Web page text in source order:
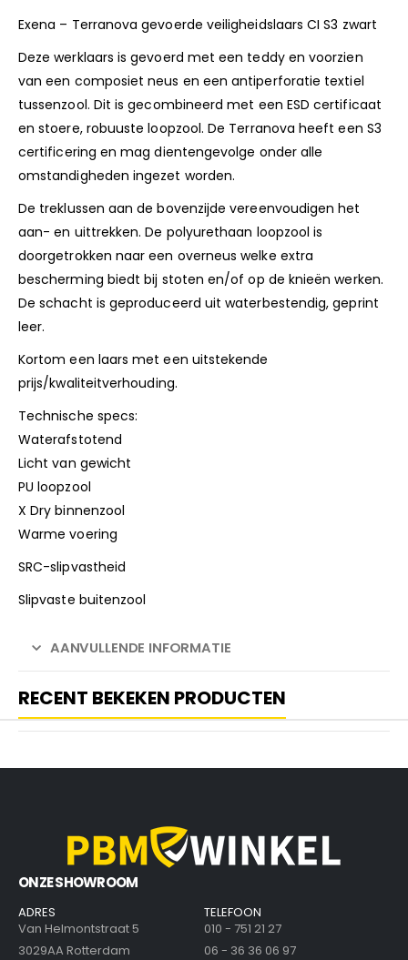
Exena – Terranova gevoerde veiligheidslaars CI S3 zwart
Deze werklaars is gevoerd met een teddy en voorzien
van een composiet neus en een antiperforatie textiel
tussenzool. Dit is gecombineerd met een ESD certificaat
en stoere, robuuste loopzool. De Terranova heeft een S3
certificering en mag dientengevolge onder alle
omstandigheden ingezet worden.
De treklussen aan de bovenzijde vereenvoudigen het
aan- en uittrekken. De polyurethaan loopzool is
doorgetrokken naar een overneus welke extra
bescherming biedt bij stoten en/of op de knieën werken.
De schacht is geproduceerd uit waterbestendig, geprint
leer.
Kortom een laars met een uitstekende
prijs/kwaliteitverhouding.
Technische specs:
Waterafstotend
Licht van gewicht
PU loopzool
X Dry binnenzool
Warme voering
SRC-slipvastheid
Slipvaste buitenzool
AANVULLENDE INFORMATIE
RECENT BEKEKEN PRODUCTEN
ONZE SHOWROOM
ADRES
Van Helmontstraat 5
3029AA Rotterdam
TELEFOON
010 - 751 21 27
06 - 36 36 06 97